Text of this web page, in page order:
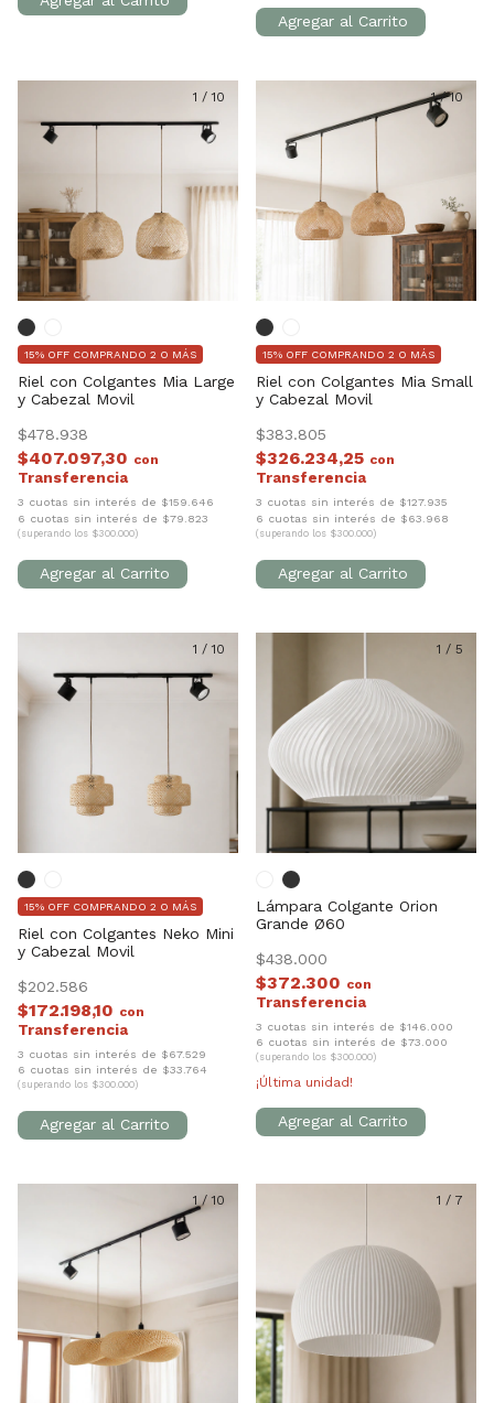
1 /10
Riel con Colgantes Mia Large
y Cabezal Movil
$478.938
15% OFF COMPRANDO 2 O MÁS
$407.097,30 con
3 cuotas sin interés de $159.646
6 cuotas sin interés de $79.823
(superando los $300.000)
1/10
Riel con Colgantes Mia Small
y Cabezal Movil
$383.805
15% OFF COMPRANDO 2 O MÁS
$326.234,25 con
3 cuotas sin interés de $127.935
6 cuotas sin interés de $63.968
(superando los $300.000)
1 / 10
Riel con Colgantes Neko Mini
y Cabezal Movil
$202.586
15% OFF COMPRANDO 2 O MÁS
$172.198,10 con
3 cuotas sin interés de $67.529
6 cuotas sin interés de $33.764
(superando los $300.000)
1 / 5
Lámpara Colgante Orion
Grande Ø60
$438.000
$372.300 con
3 cuotas sin interés de $146.000
6 cuotas sin interés de $73.000
(superando los $300.000)
¡Última unidad!
1 / 10 1 / 7